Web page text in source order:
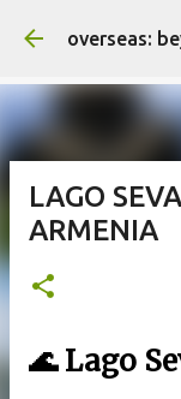
overseas:
LAGO
ARMENIA
🌊 Lago